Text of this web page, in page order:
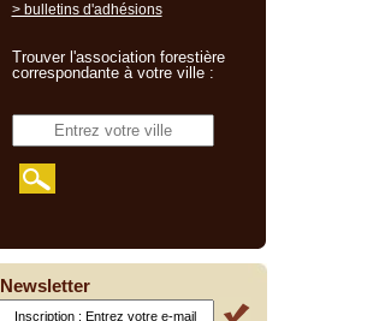
> bulletins d'adhésions
Trouver l'association forestière
correspondante à votre ville :
Newsletter